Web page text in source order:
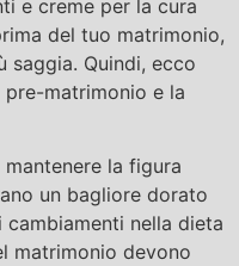
e creme per la cura
del tuo matrimonio,
saggia. Quindi, ecco
matrimonio e la
la figura
un bagliore dorato
cambiamenti nella dieta
matrimonio devono